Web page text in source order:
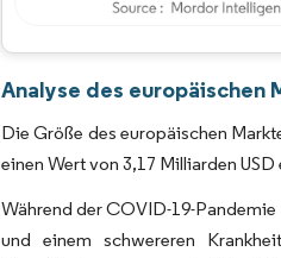
Analyse des
Die Größe des europäischen
einen Wert von 3,17 Milliarden
Während der COVID-19-
und einem schwereren